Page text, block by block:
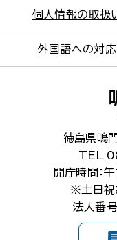
個人情報の取扱
外国語への対応
徳島県鳴
TEL
開庁時間：
※土日祝
法人番